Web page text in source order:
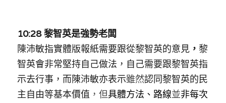
10:28 黎智英是強勢老闆
陳沛敏指實體版報紙需要跟從黎智英的意見 ， 黎
智英會非常堅持自己做法，自己需要跟黎智英指
示去行事，而陳沛敏亦表示雖然認同黎智英的民
主自由等基本價值 ，但具體方法、路線並非每次